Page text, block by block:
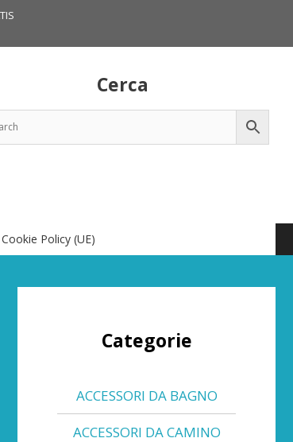
Cerca
Cookie Policy (UE)
Categorie
ACCESSORI DA BAGNO
ACCESSORI DA CAMINO